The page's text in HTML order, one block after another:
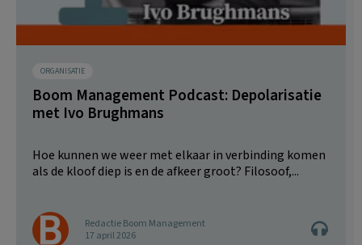
ORGANISATIE
Boom Management Podcast: Depolarisatie
met Ivo Brughmans
Hoe kunnen we weer met elkaar in verbinding komen
als de kloof diep is en de afkeer groot? Filosoof,...
Redactie Boom Management
17 april 2026